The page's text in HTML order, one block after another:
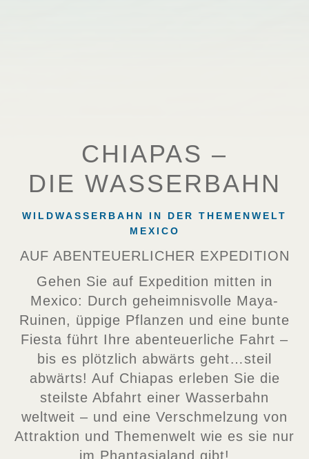
CHIAPAS –
DIE WASSERBAHN
WILDWASSERBAHN IN DER THEMENWELT
MEXICO
AUF ABENTEUERLICHER EXPEDITION
Gehen Sie auf Expedition mitten in
Mexico: Durch geheimnisvolle Maya-
Ruinen, üppige Pflanzen und eine bunte
Fiesta führt Ihre abenteuerliche Fahrt –
bis es plötzlich abwärts geht…steil
abwärts! Auf Chiapas erleben Sie die
steilste Abfahrt einer Wasserbahn
weltweit – und eine Verschmelzung von
Attraktion und Themenwelt wie es sie nur
im Phantasialand gibt!